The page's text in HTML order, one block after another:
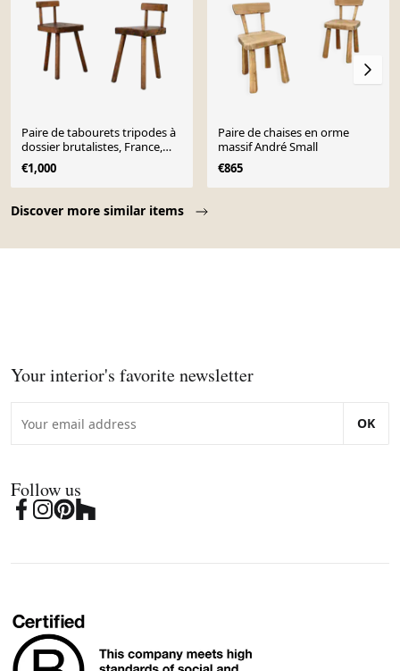
Discover more similar items
Paire de tabourets tripodes à
dossier brutalistes, France,
circa 1960
€1,000
Paire de chaises en orme
massif André Small
€865
Your interior's favorite newsletter
OK
Follow us